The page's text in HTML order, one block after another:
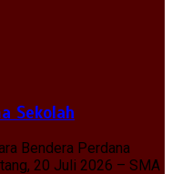
Sekolah
Bendera Perdana
20 Juli 2026 – SMA